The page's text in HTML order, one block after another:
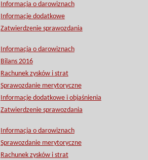
Informacja o darowiznach
Informacje dodatkowe
Zatwierdzenie sprawozdania
Informacja o darowiznach
Bilans 2016
Rachunek zysków i strat
Sprawozdanie merytoryczne
Informacje dodatkowe i objaśnienia
Zatwierdzenie sprawozdania
Informacja o darowiznach
Sprawozdanie merytoryczne
Rachunek zysków i strat